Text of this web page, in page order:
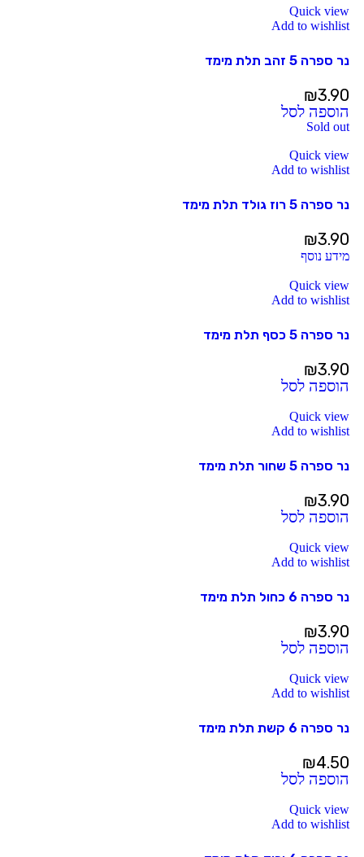
Quick view
Add to wishlist
נר ספרה 5 זהב תלת מימד
₪3.90
הוספה לסל
Sold out
Quick view
Add to wishlist
נר ספרה 5 רוז גולד תלת מימד
₪3.90
מידע נוסף
Quick view
Add to wishlist
נר ספרה 5 כסף תלת מימד
₪3.90
הוספה לסל
Quick view
Add to wishlist
נר ספרה 5 שחור תלת מימד
₪3.90
הוספה לסל
Quick view
Add to wishlist
נר ספרה 6 כחול תלת מימד
₪3.90
הוספה לסל
Quick view
Add to wishlist
נר ספרה 6 קשת תלת מימד
₪4.50
הוספה לסל
Quick view
Add to wishlist